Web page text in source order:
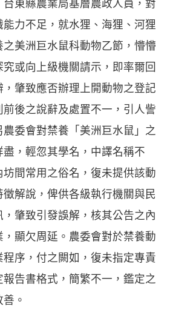
東縣農業局基層農政人員，對
力不足，就水狸、海狸、河狸
之美洲巨水鼠科動物乙節，懵懵
或向上級機關請示，即率爾回
肇致應否辦理上開動物之登記
後之說辭及處置不一，引人訾
委會對禁養「美洲巨水鼠」之
，輕忽其學名，中譯名稱不
間常用之俗名，復未提供該動
解說，俾供各級執行機關與民
肇致引發誤解，核其公告之內
顯欠周延。農委會對於禁養動
序，付之闕如，復未指定專責
告書格式，簡繁不一，鑑定之
。